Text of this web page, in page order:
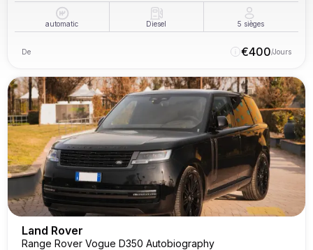
automatic Diesel 5 sièges
De €400/Jours
Land Rover
Range Rover Vogue D350 Autobiography